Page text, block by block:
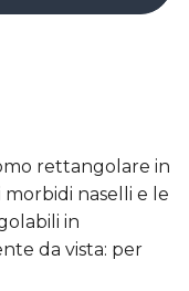
rettangolare in
naselli e le
in
da vista: per